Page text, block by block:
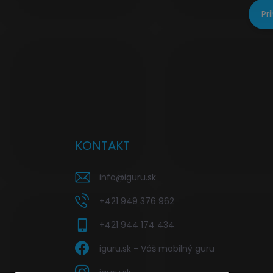
KONTAKT
info@iguru.sk
+421 949 376 962
+421 944 174 434
iguru.sk - Váš mobilný guru